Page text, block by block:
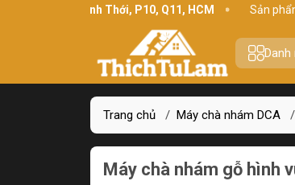
234 Bình Thới, P10, Q11, HCM Sản phẩm
Danh
Trang chủ / Máy chà nhám DCA /
Máy chà nhám gỗ hình